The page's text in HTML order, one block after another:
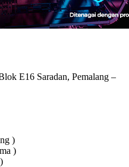
E16 Saradan, Pemalang –
)
)